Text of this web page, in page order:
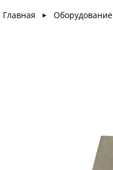
Главная ► Оборудование